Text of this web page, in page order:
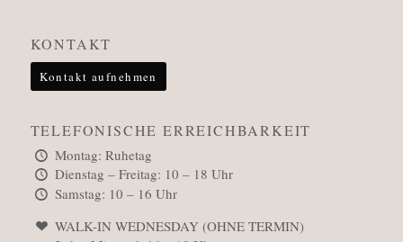
KONTAKT
Kontakt aufnehmen
TELEFONISCHE ERREICHBARKEIT
Montag: Ruhetag
Dienstag – Freitag: 10 – 18 Uhr
Samstag: 10 – 16 Uhr
WALK-IN WEDNESDAY (OHNE TERMIN)